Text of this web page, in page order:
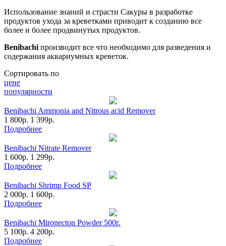
Использование знаний и страсти Сакуры в разработке
продуктов ухода за креветками приводит к созданию все
более и более продвинутых продуктов.
Benibachi производит все что необходимо для разведения и
содержания аквариумных креветок.
Сортировать по
цене
популярности
Benibachi Ammonia and Nitrous acid Remover
1 800р. 1 399р.
Подробнее
Benibachi Nitrate Remover
1 600р. 1 299р.
Подробнее
Benibachi Shrimp Food SP
2 000р. 1 600р.
Подробнее
Benibachi Mironecton Powder 500г.
5 100р. 4 200р.
Подробнее